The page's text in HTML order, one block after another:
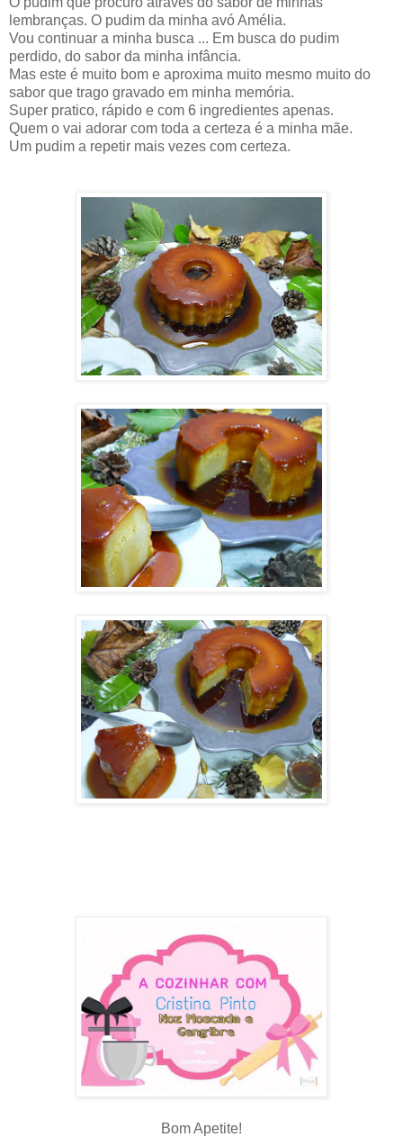
lembranças. O pudim da minha avó Amélia.
Vou continuar a minha busca ... Em busca do pudim
perdido, do sabor da minha infância.
Mas este é muito bom e aproxima muito mesmo muito do
sabor que trago gravado em minha memória.
Super pratico, rápido e com 6 ingredientes apenas.
Quem o vai adorar com toda a certeza é a minha mãe.
Um pudim a repetir mais vezes com certeza.
Bom Apetite!